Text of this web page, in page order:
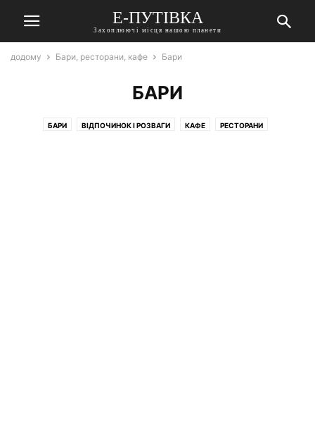
Е-ПУТІВКА
Захоплюючі місця нашою планети
додому Бари, ресторани, кафе Бари
БАРИ
БАРИ ВІДПОЧИНОК І РОЗВАГИ КАФЕ РЕСТОРАНИ